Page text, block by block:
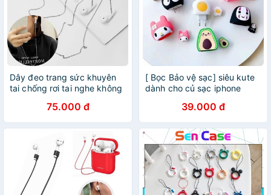
Dây đeo trang sức khuyên
tai chống rơi tai nghe không
75.000 đ
[ Bọc Bảo vệ sạc] siêu kute
dành cho củ sạc iphone
39.000 đ